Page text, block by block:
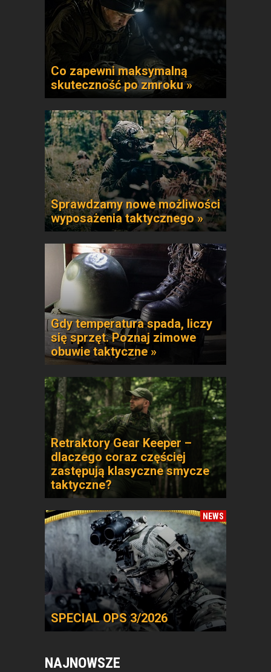
Co zapewni maksymalną
skuteczność po zmroku »
Sprawdzamy nowe możliwości
wyposażenia taktycznego »
Gdy temperatura spada, liczy
się sprzęt. Poznaj zimowe
obuwie taktyczne »
Retraktory Gear Keeper –
dlaczego coraz częściej
zastępują klasyczne smycze
taktyczne?
NEWS
SPECIAL OPS 3/2026
NAJNOWSZE